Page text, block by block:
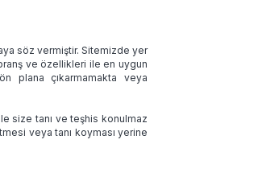
söz vermiştir. Sitemizde yer
ve özellikleri ile en uygun
plana çıkarmamakta veya
size tanı ve teşhis konulmaz
veya tanı koyması yerine